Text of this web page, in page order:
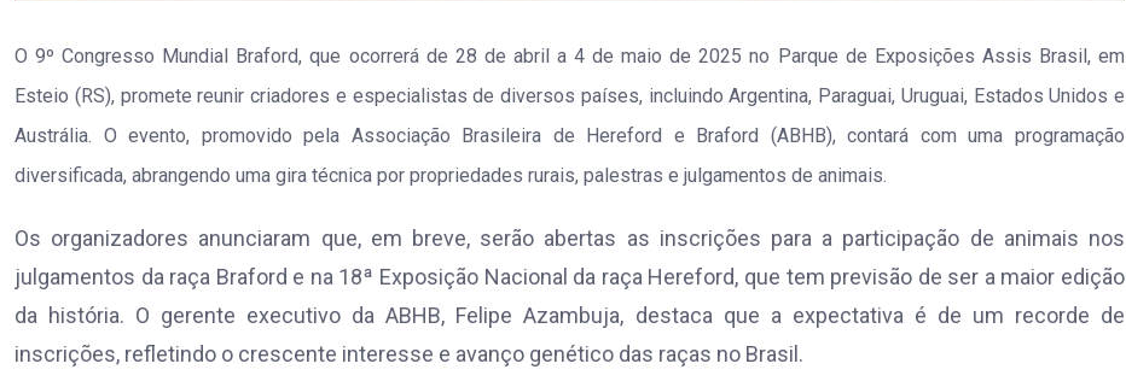
O 9º Congresso Mundial Braford, que ocorrerá de 28 de abril a 4 de maio de 2025 no Parque de Exposições Assis Brasil, em
Esteio (RS), promete reunir criadores e especialistas de diversos países, incluindo Argentina, Paraguai, Uruguai, Estados Unidos e
Austrália. O evento, promovido pela Associação Brasileira de Hereford e Braford (ABHB), contará com uma programação
diversificada, abrangendo uma gira técnica por propriedades rurais, palestras e julgamentos de animais.
Os organizadores anunciaram que, em breve, serão abertas as inscrições para a participação de animais nos
julgamentos da raça Braford e na 18ª Exposição Nacional da raça Hereford, que tem previsão de ser a maior edição
da história. O gerente executivo da ABHB, Felipe Azambuja, destaca que a expectativa é de um recorde de
inscrições, refletindo o crescente interesse e avanço genético das raças no Brasil.